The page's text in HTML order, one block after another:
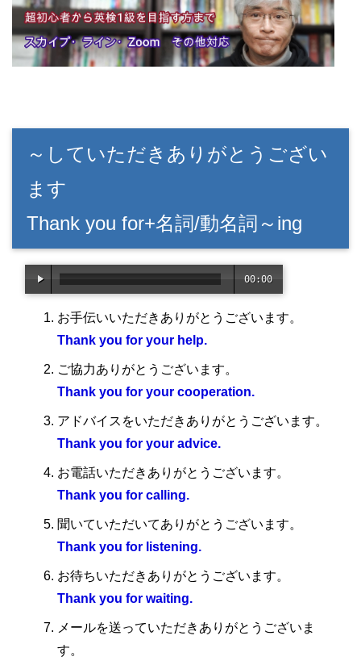
～していただきありがとうござい
ます
Thank you for+名詞/動名詞～ing
00:00
お手伝いいただきありがとうございます。
Thank you for your help.
ご協力ありがとうございます。
Thank you for your cooperation.
アドバイスをいただきありがとうございます。
Thank you for your advice.
お電話いただきありがとうございます。
Thank you for calling.
聞いていただいてありがとうございます。
Thank you for listening.
お待ちいただきありがとうございます。
Thank you for waiting.
メールを送っていただきありがとうございま
す。